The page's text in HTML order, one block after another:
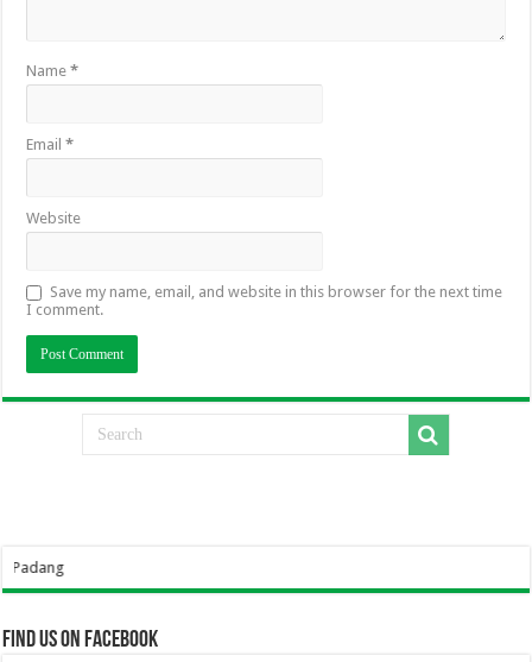
Name*
Email*
Website
Save my name, email, and website in this browser for the next time
I comment.
Find us on Facebook